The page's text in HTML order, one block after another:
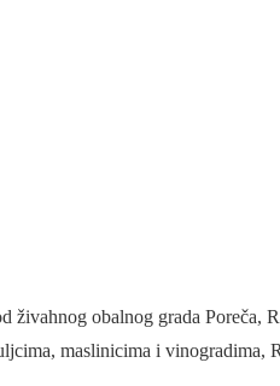
živahnog obalnog grada Poreča,
maslinicima i vinogradima,